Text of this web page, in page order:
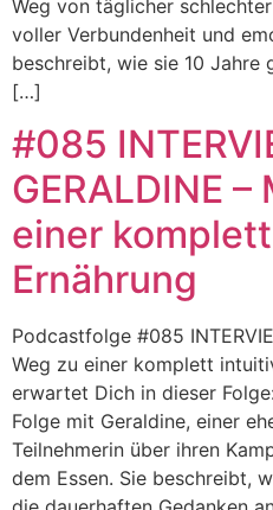
Weg von täglicher
voller Verbundenheit und
beschreibt, wie sie 10 Jahre
[…]
#085
GERALDINE
einer
Ernährung
Podcastfolge #085
Weg zu einer komplett
erwartet Dich in dieser
Folge mit Geraldine, einer
Teilnehmerin über ihren
dem Essen. Sie beschreibt,